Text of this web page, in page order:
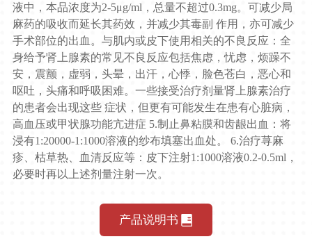
液中，本品浓度为2-5μg/ml，总量不超过0.3mg。可减少局
麻药的吸收而延长其药效，并减少其毒副 作用，亦可减少
手术部位的出血。与肌内或皮下使用相关的不良反应：全
身给予肾上腺素的常见不良反应包括焦虑，忧虑，烦躁不
安，震颤，虚弱，头晕，出汗，心悸，脸色苍白，恶心和
呕吐，头痛和呼吸困难。一些接受治疗剂量肾上腺素治疗
的患者会出现这些 症状，但更有可能发生在患有心脏病，
高血压或甲状腺功能亢进症 5.制止鼻粘膜和齿龈出血：将
浸有1:20000-1:1000溶液的纱布填塞出血处。 6.治疗荨麻
疹、枯草热、血清反应等：皮下注射1:1000溶液0.2-0.5ml，
必要时再以上述剂量注射一次。
产品说明书